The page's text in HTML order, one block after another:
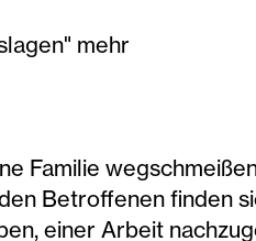
mehr
Familie
Betroffenen finden
einer Arbeit